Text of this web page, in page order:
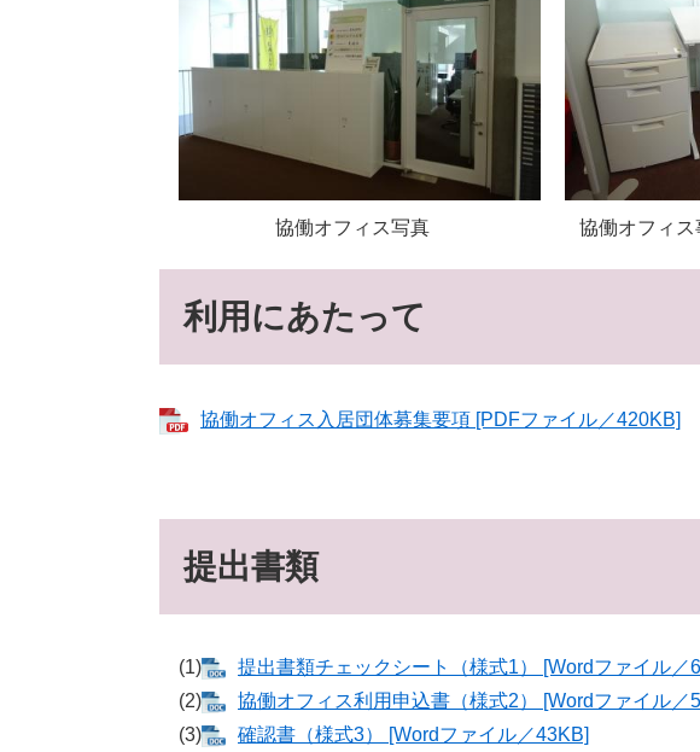
協働オフィス写真 協働オフィス事
利用にあたって
協働オフィス入居団体募集要項 [PDFファイル／420KB]
提出書類
(1)
提出書類チェックシート（様式1） [Wordファイル／
(2)
協働オフィス利用申込書（様式2） [Wordファイル／
(3)
確認書（様式3） [Wordファイル／43KB]